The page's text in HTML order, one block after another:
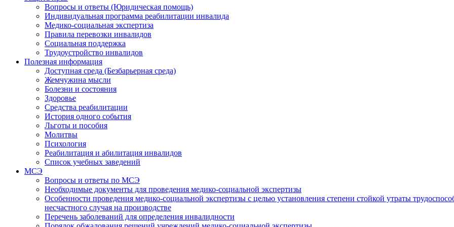
Вопросы и ответы (Юридическая помощь)
Индивидуальная программа реабилитации инвалида
Медико-социальная экспертиза
Правила перевозки инвалидов
Социальная поддержка
Трудоустройство инвалидов
Полезная информация
Доступная среда (Безбарьерная среда)
Жемчужина мысли
Болезни и состояния
Здоровье
Средства реабилитации
История одного события
Льготы и пособия
Молитвы
Психология
Реабилитация и абилитация инвалидов
Список учебных заведений
МСЭ
Вопросы и ответы по МСЭ
Необходимые документы для проведения медико-социальной экспертизы
Особенности проведения медико-социальной экспертизы с целью установления степени стойкой утраты
несчастного случая на производстве
Перечень заболеваний для определения инвалидности